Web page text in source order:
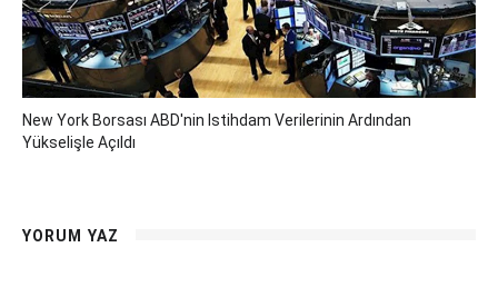
New York Borsası ABD'nin Istihdam Verilerinin Ardından
Yükselişle Açıldı
YORUM YAZ